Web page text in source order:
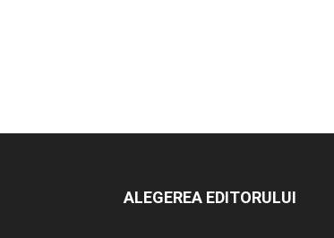
ALEGEREA EDITORULUI